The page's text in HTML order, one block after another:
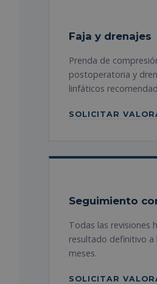
Faja y drenajes
Prenda de
postoperatoria y
linfáticos
SOLICITAR
Seguimiento
Todas las revisiones
resultado definitivo a
meses.
SOLICITAR